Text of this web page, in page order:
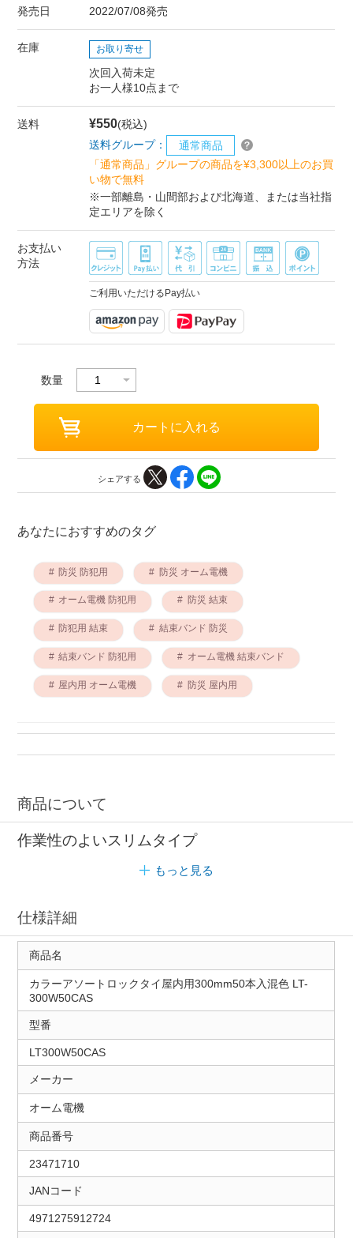
発売日 2022/07/08発売
在庫 お取り寄せ
次回入荷未定
お一人様10点まで
送料 ¥550(税込)
送料グループ：
通常商品
「通常商品」グループの商品を¥3,300以上のお買
い物で無料
※一部離島・山間部および北海道、または当社指
定エリアを除く
お支払い
方法
ご利用いただけるPay払い
数量
シェアする
あなたにおすすめのタグ
防災 防犯用 防災 オーム電機
オーム電機 防犯用 防災 結束
防犯用 結束 結束バンド 防災
結束バンド 防犯用 オーム電機 結束バンド
屋内用 オーム電機 防災 屋内用
商品について
作業性のよいスリムタイプ
もっと見る
仕様詳細
商品名
カラーアソートロックタイ屋内用300mm50本入混色 LT-
300W50CAS
型番
LT300W50CAS
メーカー
オーム電機
商品番号
23471710
JANコード
4971275912724